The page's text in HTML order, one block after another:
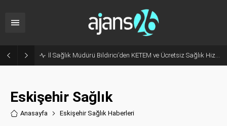
Hani Eskişehir Kaleydi? Yeni Parti’ye Geçişte Hesaplar Tutmadı!
Eskişehir Sağlık
Anasayfa Eskişehir Sağlık Haberleri